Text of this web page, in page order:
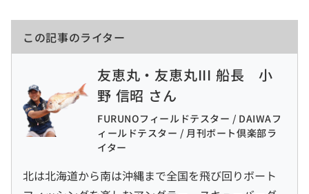
この記事のライター
友恵丸・友恵丸III 船長 小
野 信昭 さん
FURUNOフィールドテスター / DAIWAフ
ィールドテスター / 月刊ボート倶楽部ラ
イター
北は北海道から南は沖縄まで全国を飛び回りボート